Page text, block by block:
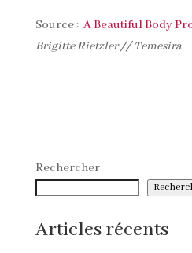
Source : A Beautiful Body
Brigitte Rietzler//Temesira
Rechercher
Articles récents